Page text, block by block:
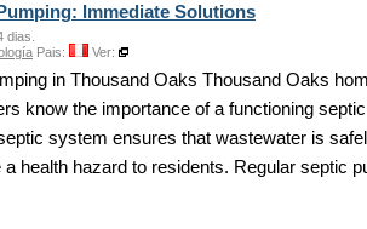
Immediate Solutions
dias.
Pais: Ver:
in Thousand Oaks Thousand Oaks
know the importance of a functioning
system ensures that wastewater is
health hazard to residents. Regular septic